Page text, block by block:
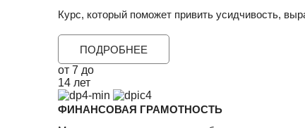
Курс, который поможет привить усидчивость,
ПОДРОБНЕЕ
от 7 до
14 лет
ФИНАНСОВАЯ ГРАМОТНОСТЬ